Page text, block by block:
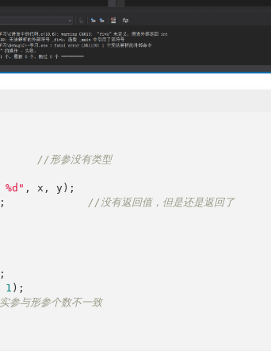
//形参没有类型
%d" , x, y);
//没有返回值，但是还是返回了
1 );
参与形参个数不一致